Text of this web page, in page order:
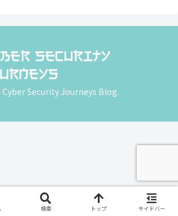
Security Journeys Blog.
検索 トップ サイドバー